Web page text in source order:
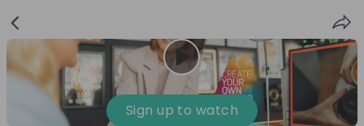
Login
up
Sign up to watch